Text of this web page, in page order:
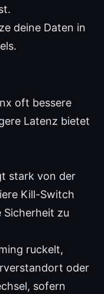
deine Daten in
oft bessere
Latenz bietet
stark von der
Kill-Switch
Sicherheit zu
ruckelt,
oder
sofern